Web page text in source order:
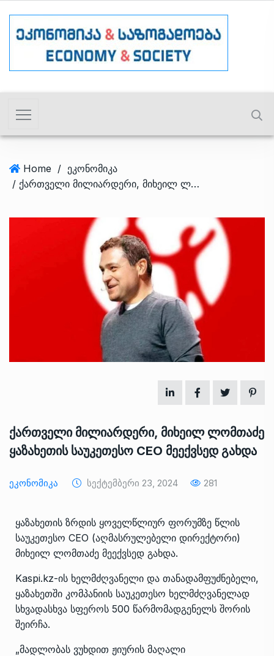
Home / ეკონომიკა
/ ქართველი მილიარდერი, მიხეილ ლომთაძე ყაზახეთის საუკეთესო CEO მეექვსედ გახდა
ქართველი მილიარდერი, მიხეილ ლომთაძე
ყაზახეთის საუკეთესო CEO მეექვსედ გახდა
Ეკონომიკა Სექტემბერი 23, 2024 281
ყაზახეთის ზრდის ყოველწლიურ ფორუმზე წლის
საუკეთესო CEO (აღმასრულებელი დირექტორი)
მიხეილ ლომთაძე მეექვსედ გახდა.
Kaspi.kz-ის ხელმძღვანელი და თანადამფუძნებელი,
ყაზახეთში კომპანიის საუკეთესო ხელმძღვანელად
სხვადასხვა სფეროს 500 წარმომადგენელს შორის
შეირჩა.
„მადლობას ვუხდით ჟიურის მაღალი